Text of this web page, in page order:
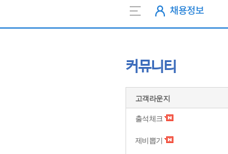
채용정보
커뮤니티
고객라운지
출석체크
제비뽑기